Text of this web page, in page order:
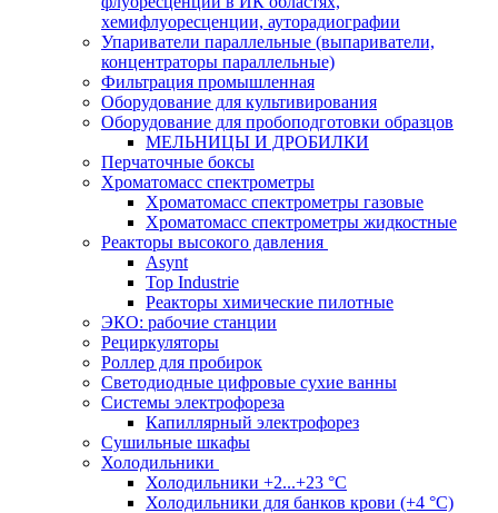
хемифлуоресценции, ауторадиографии
Упариватели параллельные (выпариватели,
концентраторы параллельные)
Фильтрация промышленная
Оборудование для культивирования
Оборудование для пробоподготовки образцов
МЕЛЬНИЦЫ И ДРОБИЛКИ
Перчаточные боксы
Хроматомасс спектрометры
Хроматомасс спектрометры газовые
Хроматомасс спектрометры жидкостные
Реакторы высокого давления
Asynt
Top Industrie
Реакторы химические пилотные
ЭКО: рабочие станции
Рециркуляторы
Роллер для пробирок
Светодиодные цифровые сухие ванны
Системы электрофореза
Капиллярный электрофорез
Сушильные шкафы
Холодильники
Холодильники +2...+23 °С
Холодильники для банков крови (+4 °С)